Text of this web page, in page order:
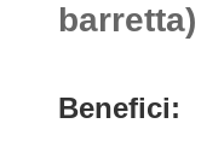
barretta)
Benefici: